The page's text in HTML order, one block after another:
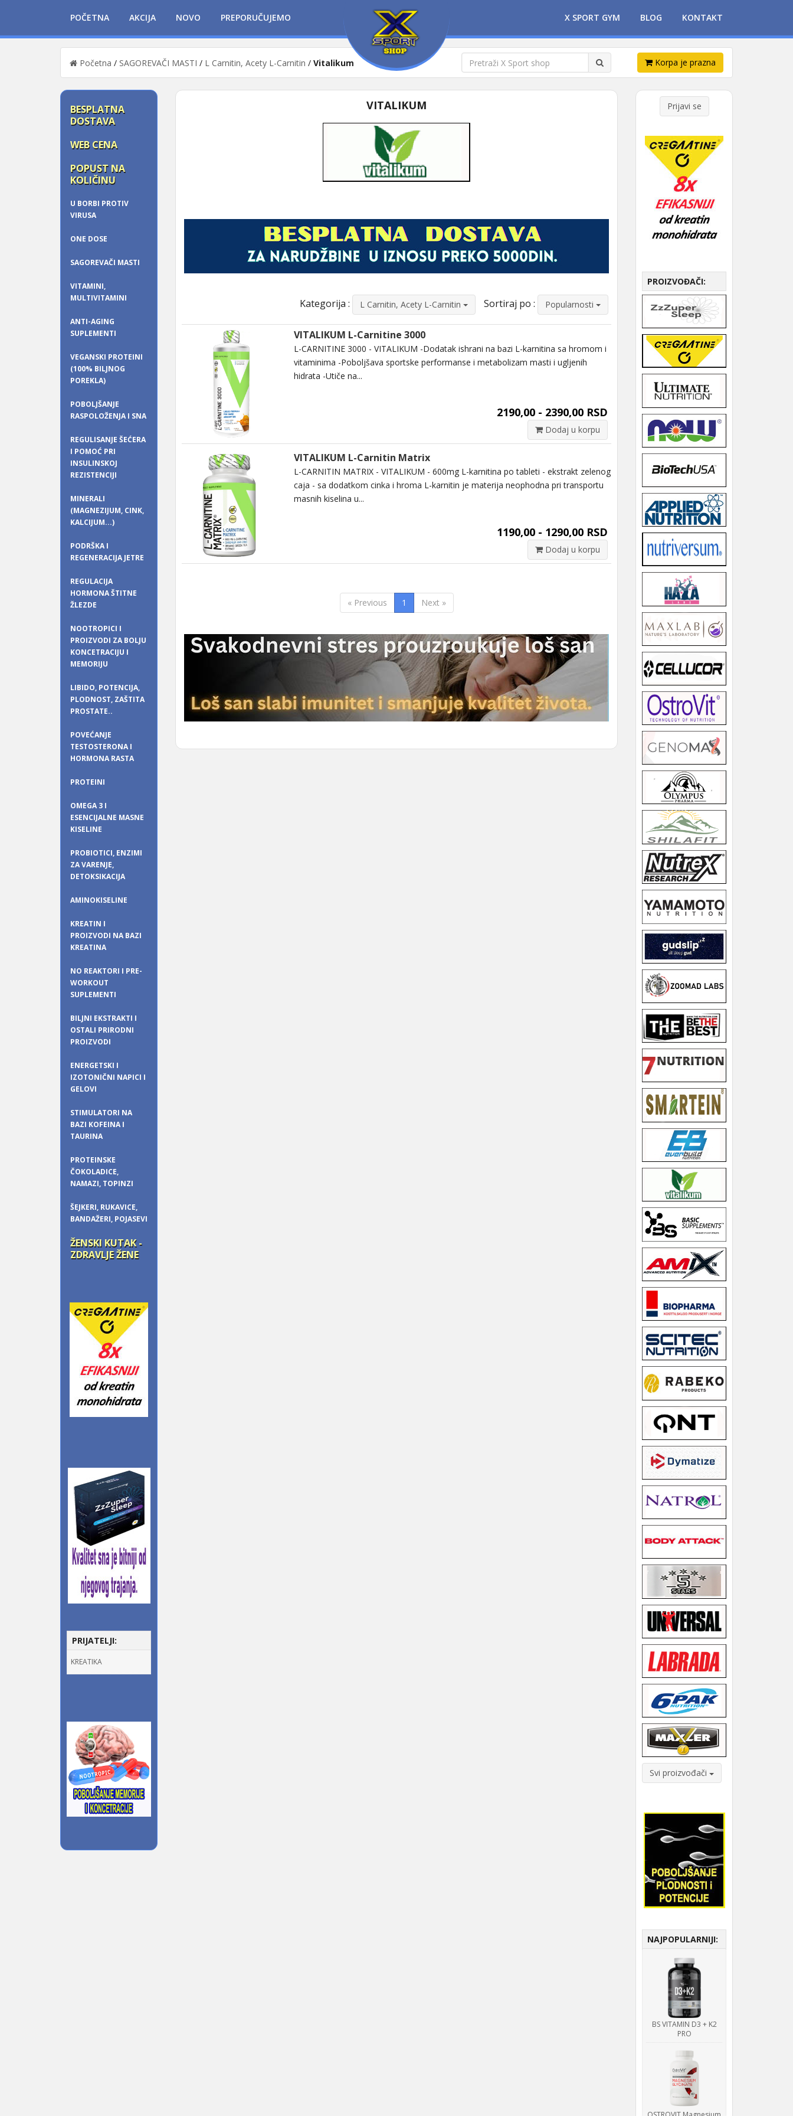
POČETNA AKCIJA NOVO PREPORUČUJEMO X SPORT GYM BLOG KONTAKT
Početna / SAGOREVAČI MASTI / L Carnitin, Acety L-Carnitin / Vitalikum Korpa je prazna
BESPLATNA
DOSTAVA
WEB CENA
POPUST NA
KOLIČINU
U BORBI PROTIV
VIRUSA
ONE DOSE
SAGOREVAČI MASTI
VITAMINI,
MULTIVITAMINI
ANTI-AGING
SUPLEMENTI
VEGANSKI PROTEINI
(100% BILJNOG
POREKLA)
POBOLJŠANJE
RASPOLOŽENJA I SNA
REGULISANJE ŠEĆERA
I POMOĆ PRI
INSULINSKOJ
REZISTENCIJI
MINERALI
(MAGNEZIJUM, CINK,
KALCIJUM...)
PODRŠKA I
REGENERACIJA JETRE
REGULACIJA
HORMONA ŠTITNE
ŽLEZDE
NOOTROPICI I
PROIZVODI ZA BOLJU
KONCETRACIJU I
MEMORIJU
LIBIDO, POTENCIJA,
PLODNOST, ZAŠTITA
PROSTATE..
POVEĆANJE
TESTOSTERONA I
HORMONA RASTA
PROTEINI
OMEGA 3 I
ESENCIJALNE MASNE
KISELINE
PROBIOTICI, ENZIMI
ZA VARENJE,
DETOKSIKACIJA
AMINOKISELINE
KREATIN I
PROIZVODI NA BAZI
KREATINA
NO REAKTORI I PRE-
WORKOUT
SUPLEMENTI
BILJNI EKSTRAKTI I
OSTALI PRIRODNI
PROIZVODI
ENERGETSKI I
IZOTONIČNI NAPICI I
GELOVI
STIMULATORI NA
BAZI KOFEINA I
TAURINA
PROTEINSKE
ČOKOLADICE,
NAMAZI, TOPINZI
ŠEJKERI, RUKAVICE,
BANDAŽERI, POJASEVI
ŽENSKI KUTAK -
ZDRAVLJE ŽENE
PRIJATELJI:
KREATIKA
VITALIKUM
Kategorija : L Carnitin, Acety L-Carnitin Sortiraj po : Popularnosti
VITALIKUM L-Carnitine 3000
L-CARNITINE 3000 - VITALIKUM -Dodatak ishrani na bazi L-karnitina sa hromom i
vitaminima -Poboljšava sportske performanse i metabolizam masti i ugljenih
hidrata -Utiče na...
2190,00 - 2390,00 RSD
Dodaj u korpu
VITALIKUM L-Carnitin Matrix
L-CARNITIN MATRIX - VITALIKUM - 600mg L-karnitina po tableti - ekstrakt zelenog
caja - sa dodatkom cinka i hroma L-karnitin je materija neophodna pri transportu
masnih kiselina u...
1190,00 - 1290,00 RSD
Dodaj u korpu
« Previous 1 Next »
Prijavi se
PROIZVOĐAČI:
Svi proizvođači
NAJPOPULARNIJI:
BS VITAMIN D3 + K2
PRO